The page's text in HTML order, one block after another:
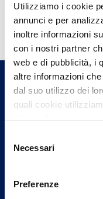
Utilizziamo i cookie
annunci e per
inoltre informazioni
con i nostri partner
web e di pubblicità, i
altre informazioni
dal suo utilizzo dei
quali cookie
più su chi siamo,
può trovare nel
delNecessari
Preferenze
Hai
Trova
un nostro
Contattaci